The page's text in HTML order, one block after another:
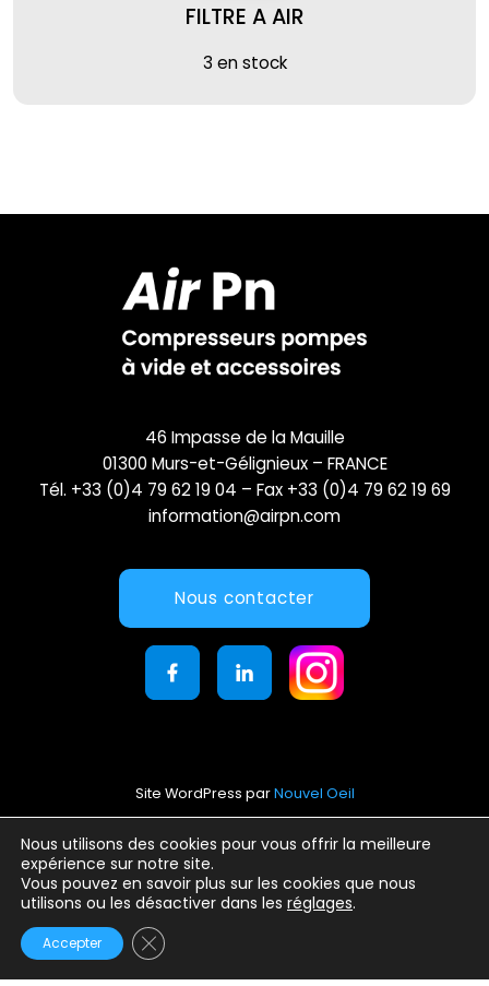
FILTRE A AIR
3 en stock
Nous utilisons des cookies pour vous offrir la meilleure
expérience sur notre site.
Vous pouvez en savoir plus sur les cookies que nous
utilisons ou les désactiver dans les réglages.
Accepter Fermer la bannière des cookies GDPR
46 Impasse de la Mauille
01300 Murs-et-Gélignieux – FRANCE
Tél. +33 (0)4 79 62 19 04 – Fax +33 (0)4 79 62 19 69
information@airpn.com
Nous contacter
Site WordPress parNouvel Oeil
Mentions légales
Conditions générales d’utilisation
Politique de confidentialité